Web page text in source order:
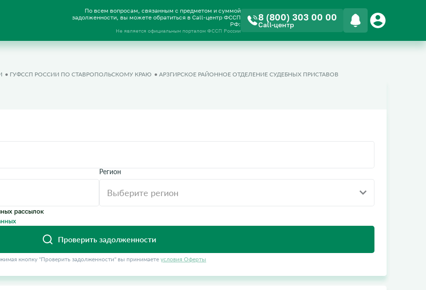
По всем вопросам, связанным с предметом и суммой
задолженности, вы можете обратиться в Call-центр ФССП
РФ:
Не является официальным порталом ФССП России
8 (800) 303 00 00
Call-центр
ГУФССП РОССИИ ПО СТАВРОПОЛЬСКОМУ КРАЮ АРЗГИРСКОЕ РАЙОННОЕ ОТДЕЛЕНИЕ СУДЕБНЫХ ПРИСТАВОВ
Регион
рассылок
Проверить задолженности
кнопку "Проверить задолженности" вы принимаете условия Оферты